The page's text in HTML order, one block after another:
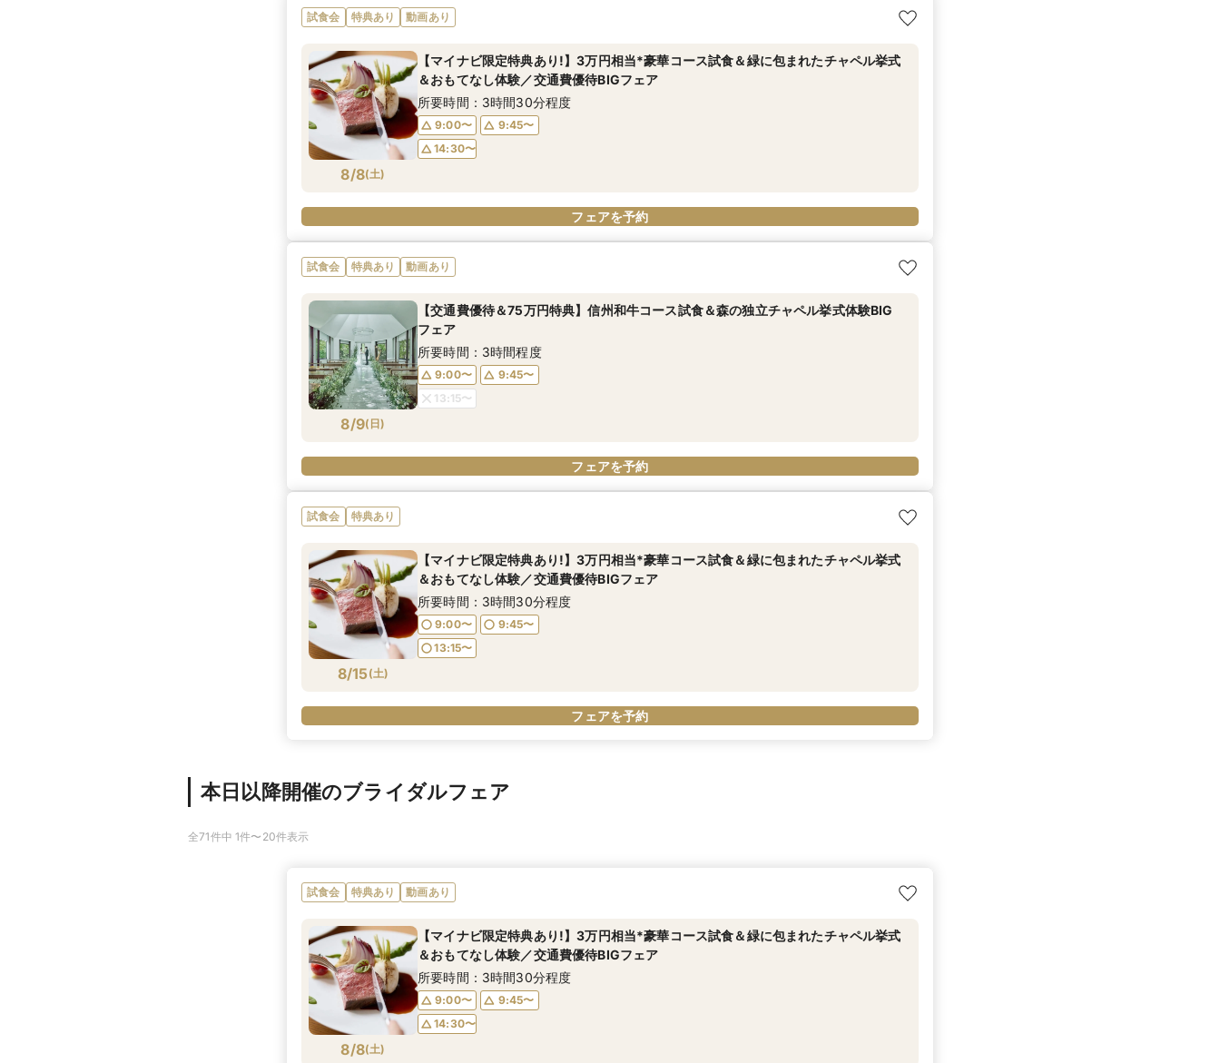
試食会 特典あり 動画あり
8/8(土)
【マイナビ限定特典あり!】3万円相当*豪華コース試食＆緑に包まれたチャペル挙式
＆おもてなし体験／交通費優待BIGフェア
所要時間：3時間30分程度
9:00〜
9:45〜
14:30〜
フェアを予約
試食会 特典あり 動画あり
8/9( 日)
【交通費優待＆75万円特典】信州和牛コース試食＆森の独立チャペル挙式体験BIG
フェア
所要時間：3時間程度
9:00〜
9:45〜
13:15〜
フェアを予約
試食会 特典あり
8/15(土)
【マイナビ限定特典あり!】3万円相当*豪華コース試食＆緑に包まれたチャペル挙式
＆おもてなし体験／交通費優待BIGフェア
所要時間：3時間30分程度
9:00〜
9:45〜
13:15〜
フェアを予約
本日以降開催のブライダルフェア
全71件中 1件〜20件表示
試食会 特典あり 動画あり
8/8(土)
【マイナビ限定特典あり!】3万円相当*豪華コース試食＆緑に包まれたチャペル挙式
＆おもてなし体験／交通費優待BIGフェア
所要時間：3時間30分程度
9:00〜
9:45〜
14:30〜